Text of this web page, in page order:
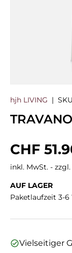
hjh LIVING |
CHF
inkl. MwSt. -
AUF LAGER
Paketlaufzeit 3-
Vielseitiger